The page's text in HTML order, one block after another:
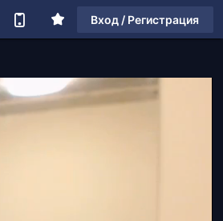
Вход / Регистрация